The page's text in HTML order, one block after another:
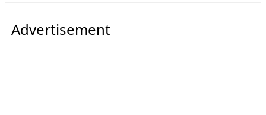
Advertisement